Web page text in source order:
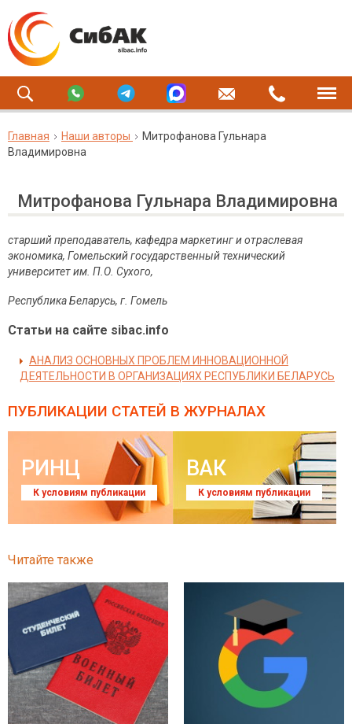
Главная Наши авторы
Митрофанова Гульнара
Владимировна
Митрофанова Гульнара Владимировна
старший преподаватель, кафедра маркетинг и отраслевая
экономика, Гомельский государственный технический
университет им. П.О. Сухого,
Республика Беларусь, г. Гомель
Статьи на сайте sibac.info
АНАЛИЗ ОСНОВНЫХ ПРОБЛЕМ ИННОВАЦИОННОЙ
ДЕЯТЕЛЬНОСТИ В ОРГАНИЗАЦИЯХ РЕСПУБЛИКИ БЕЛАРУСЬ
ПУБЛИКАЦИИ СТАТЕЙ В ЖУРНАЛАХ
РИНЦ
К условиям публикации
ВАК
К условиям публикации
Читайте также